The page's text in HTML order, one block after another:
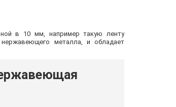
в 10 мм, например такую ленту
металла, и обладает